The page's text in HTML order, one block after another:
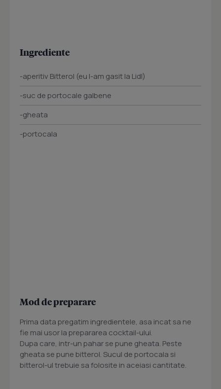
Ingrediente
-aperitiv Bitterol (eu l-am gasit la Lidl)
-suc de portocale galbene
-gheata
-portocala
Mod de preparare
Prima data pregatim ingredientele, asa incat sa ne
fie mai usor la prepararea cocktail-ului.
Dupa care, intr-un pahar se pune gheata. Peste
gheata se pune bitterol. Sucul de portocala si
bitterol-ul trebuie sa folosite in aceiasi cantitate.